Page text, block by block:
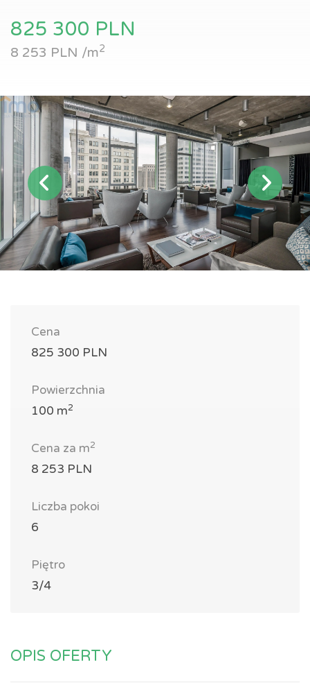
825 300 PLN
8 253 PLN /m2
Cena
825 300 PLN
Powierzchnia
100 m2
Cena za m2
8 253 PLN
Liczba pokoi
6
Piętro
3/4
OPIS OFERTY